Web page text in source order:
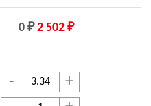
0 ₽ 2 502 ₽
- +